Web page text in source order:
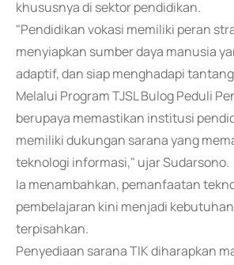
khususnya di sektor pendidikan.
"Pendidikan vokasi memiliki peran
menyiapkan sumber daya manusia
adaptif, dan siap menghadapi
Melalui Program TJSL Bulog Peduli
berupaya memastikan institusi
memiliki dukungan sarana yang
teknologi informasi," ujar Sudarsono.
Ia menambahkan, pemanfaatan
pembelajaran kini menjadi
terpisahkan.
Penyediaan sarana TIK diharapkan